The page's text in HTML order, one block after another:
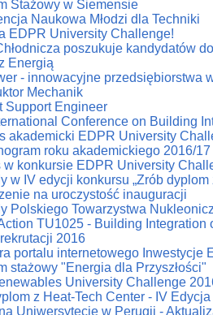
Stażowy w Siemensie
Naukowa Młodzi dla Techniki
EDPR University Challenge!
poszukuje kandydatów
Energią
- innowacyjne przedsiębiorstwa
Mechanik
Support Engineer
Conference on Building
akademicki EDPR University
roku akademickiego 2016/17
w konkursie EDPR University
w IV edycji konkursu „Zrób dyplom
na uroczystość inauguracji
Polskiego Towarzystwa
TU1025 - Building Integration
2016
portalu internetowego Inwestycje
stażowy "Energia dla Przyszłości"
University Challenge
z Heat-Tech Center - IV
Uniwersytecie w Perugii -